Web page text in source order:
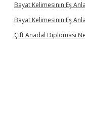
Bayat Kelimesinin Eş
Bayat Kelimesinin Eş
Çift Anadal Diploması